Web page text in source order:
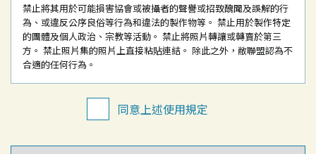
禁止將其用於可能損害協會或被攝者的聲譽或招致醜聞及誤解的行
為、或違反公序良俗等行為和違法的製作物等。 禁止用於製作特定
的團體及個人政治、宗教等活動。 禁止將照片轉讓或轉賣於第三
方。 禁止照片集的照片上直接粘貼連結。 除此之外，敝聯盟認為不
合適的任何行為。
同意上述使用規定